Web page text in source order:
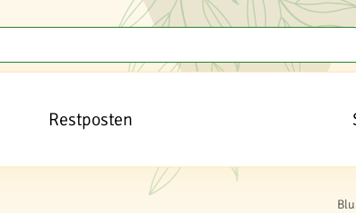
Restposten